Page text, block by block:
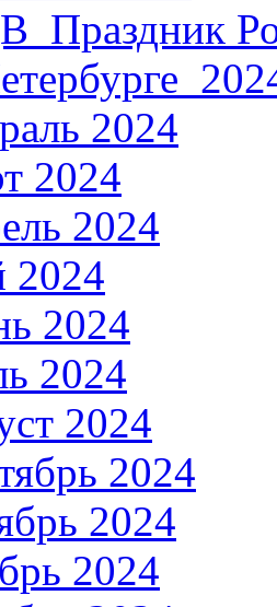
2024
2024
2024
2024
2024
2024
2024
2024
2024